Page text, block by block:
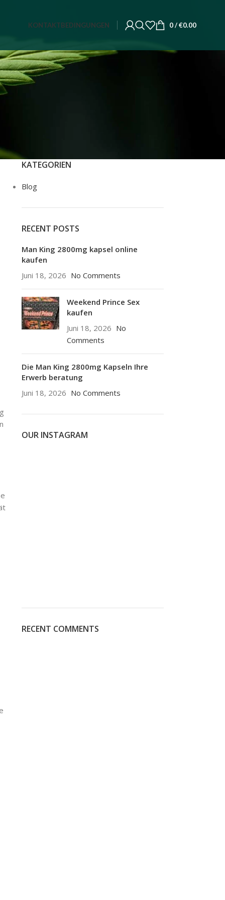
KONTAKTBEDINGUNGEN 0/ €0.00
KATEGORIEN
Blog
RECENT POSTS
Man King 2800mg kapsel online
kaufen
Juni 18, 2026 No Comments
Weekend Prince Sex
kaufen
Juni 18, 2026 No
Comments
Die Man King 2800mg Kapseln Ihre
Erwerb beratung
Juni 18, 2026 No Comments
OUR INSTAGRAM
RECENT COMMENTS